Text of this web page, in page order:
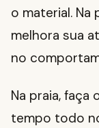
o material. Na
melhora sua
no
Na praia, faça
tempo todo